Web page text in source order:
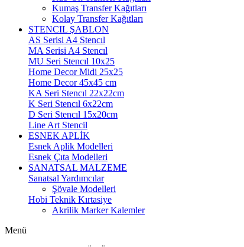
Kumaş Transfer Kağıtları
Kolay Transfer Kağıtları
STENCIL ŞABLON
AS Serisi A4 Stencıl
MA Serisi A4 Stencıl
MU Seri Stencıl 10x25
Home Decor Midi 25x25
Home Decor 45x45 cm
KA Seri Stencıl 22x22cm
K Seri Stencıl 6x22cm
D Seri Stencıl 15x20cm
Line Art Stencil
ESNEK APLİK
Esnek Aplik Modelleri
Esnek Çıta Modelleri
SANATSAL MALZEME
Sanatsal Yardımcılar
Şövale Modelleri
Hobi Teknik Kırtasiye
Akrilik Marker Kalemler
Menü